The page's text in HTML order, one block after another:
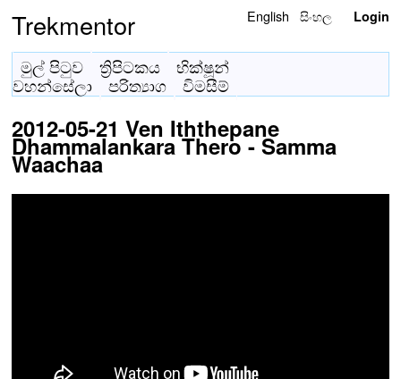
Trekmentor English සිංහල Login
මුල් පිටුව ත්‍රිපිටකය
භික්ෂූන්
වහන්සේලා
පරිත්‍යාග විමසීම්
2012-05-21 Ven Iththepane
Dhammalankara Thero - Samma
Waachaa